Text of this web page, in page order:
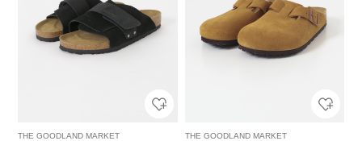
THE GOODLAND MARKET THE GOODLAND MARKET